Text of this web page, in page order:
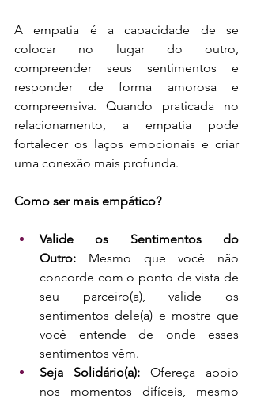
A empatia é a capacidade de se
colocar no lugar do outro,
compreender seus sentimentos e
responder de forma amorosa e
compreensiva. Quando praticada no
relacionamento, a empatia pode
fortalecer os laços emocionais e criar
uma conexão mais profunda.
Como ser mais empático?
Valide os Sentimentos do
Outro: Mesmo que você não
concorde com o ponto de vista de
seu parceiro(a), valide os
sentimentos dele(a) e mostre que
você entende de onde esses
sentimentos vêm.
Seja Solidário(a): Ofereça apoio
nos momentos difíceis, mesmo